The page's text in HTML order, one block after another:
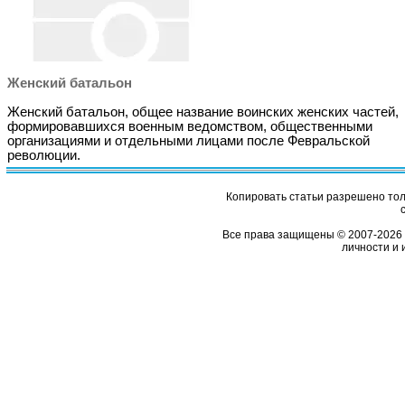
Женский батальон
Женский батальон, общее название воинских женских частей,
формировавшихся военным ведомством, общественными
организациями и отдельными лицами после Февральской
революции.
Копировать статьи разрешено
Все права защищены © 2007-2026
личности и